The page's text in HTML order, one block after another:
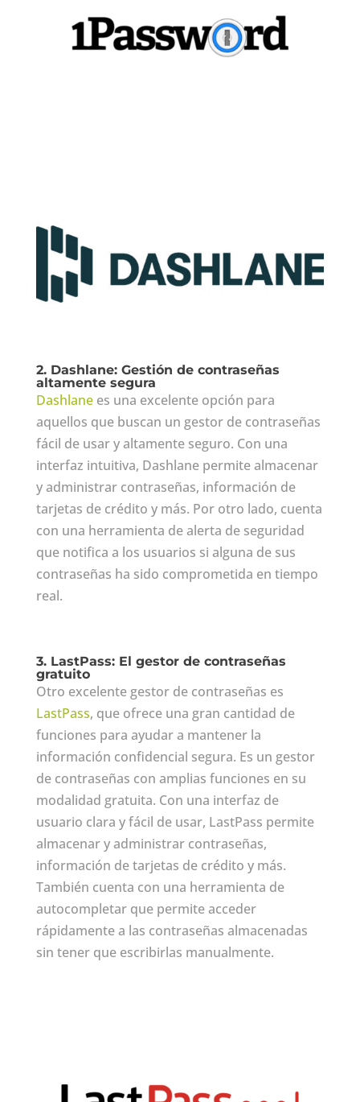
2. Dashlane: Gestión de contraseñas
altamente segura
Dashlanees una excelente opción para
aquellos que buscan un gestor de contraseñas
fácil de usar y altamente seguro. Con una
interfaz intuitiva, Dashlane permite almacenar
y administrar contraseñas, información de
tarjetas de crédito y más. Por otro lado, cuenta
con una herramienta de alerta de seguridad
que notifica a los usuarios si alguna de sus
contraseñas ha sido comprometida en tiempo
real.
3. LastPass: El gestor de contraseñas
gratuito
Otro excelente gestor de contraseñas es
LastPass, que ofrece una gran cantidad de
funciones para ayudar a mantener la
información confidencial segura. Es un gestor
de contraseñas con amplias funciones en su
modalidad gratuita. Con una interfaz de
usuario clara y fácil de usar, LastPass permite
almacenar y administrar contraseñas,
información de tarjetas de crédito y más.
También cuenta con una herramienta de
autocompletar que permite acceder
rápidamente a las contraseñas almacenadas
sin tener que escribirlas manualmente.